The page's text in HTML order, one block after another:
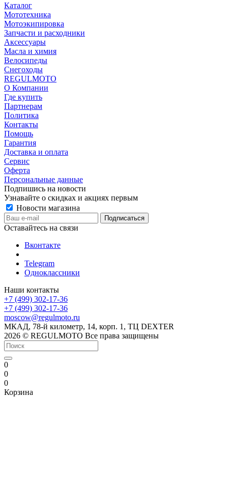
Каталог
Мототехника
Мотоэкипировка
Запчасти и расходники
Аксессуары
Масла и химия
Велосипеды
Снегоходы
REGULMOTO
О Компании
Где купить
Партнерам
Политика
Контакты
Помощь
Гарантия
Доставка и оплата
Сервис
Оферта
Персональные данные
Подпишись на новости
Узнавайте о скидках и акциях первым
Новости магазина
Оставайтесь на связи
Вконтакте
Telegram
Одноклассники
Наши контакты
+7 (499) 302-17-36
+7 (499) 302-17-36
moscow@regulmoto.ru
МКАД, 78-й километр, 14, корп. 1, ТЦ DEXTER
2026 © REGULMOTO Все права защищены
0
0
0
Корзина